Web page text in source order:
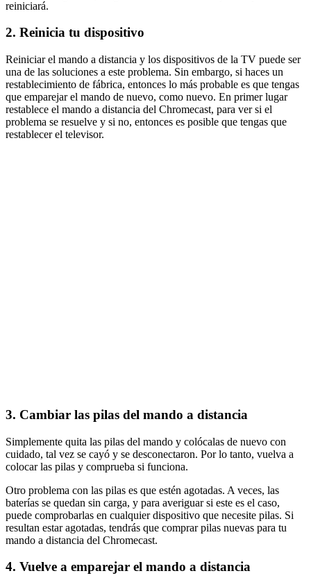
reiniciará.
2. Reinicia tu dispositivo
Reiniciar el mando a distancia y los dispositivos de la TV puede ser
una de las soluciones a este problema. Sin embargo, si haces un
restablecimiento de fábrica, entonces lo más probable es que tengas
que emparejar el mando de nuevo, como nuevo. En primer lugar
restablece el mando a distancia del Chromecast, para ver si el
problema se resuelve y si no, entonces es posible que tengas que
restablecer el televisor.
3. Cambiar las pilas del mando a distancia
Simplemente quita las pilas del mando y colócalas de nuevo con
cuidado, tal vez se cayó y se desconectaron. Por lo tanto, vuelva a
colocar las pilas y comprueba si funciona.
Otro problema con las pilas es que estén agotadas. A veces, las
baterías se quedan sin carga, y para averiguar si este es el caso,
puede comprobarlas en cualquier dispositivo que necesite pilas. Si
resultan estar agotadas, tendrás que comprar pilas nuevas para tu
mando a distancia del Chromecast.
4. Vuelve a emparejar el mando a distancia